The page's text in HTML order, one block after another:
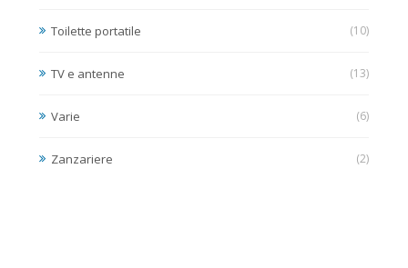
Toilette portatile (10)
TV e antenne (13)
Varie (6)
Zanzariere (2)